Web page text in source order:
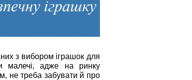
з вибором іграшок для
малечі, адже на ринку
не треба забувати й про